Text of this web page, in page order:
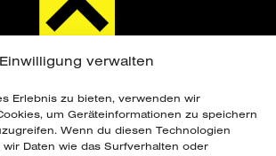
Einwilligung verwalten
Erlebnis zu bieten, verwenden wir
um Geräteinformationen zu speichern
Wenn du diesen Technologien
Daten wie das Surfverhalten oder